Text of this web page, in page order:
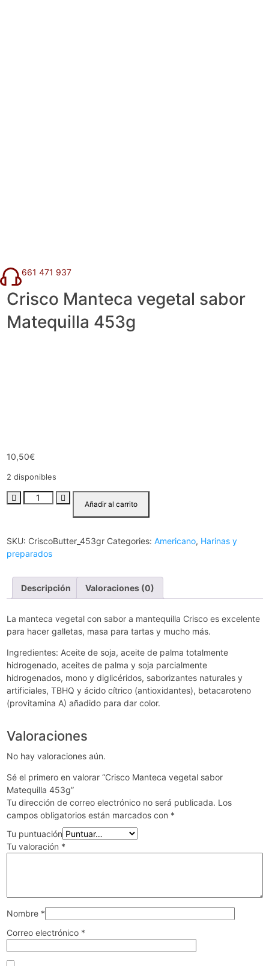
661 471 937
Crisco Manteca vegetal sabor
Matequilla 453g
10,50€
2 disponibles
Añadir al carrito
SKU: CriscoButter_453gr Categories: Americano, Harinas y
preparados
Descripción Valoraciones (0)
La manteca vegetal con sabor a mantequilla Crisco es excelente
para hacer galletas, masa para tartas y mucho más.
Ingredientes: Aceite de soja, aceite de palma totalmente
hidrogenado, aceites de palma y soja parcialmente
hidrogenados, mono y diglicéridos, saborizantes naturales y
artificiales, TBHQ y ácido cítrico (antioxidantes), betacaroteno
(provitamina A) añadido para dar color.
Valoraciones
No hay valoraciones aún.
Sé el primero en valorar “Crisco Manteca vegetal sabor
Matequilla 453g”
Tu dirección de correo electrónico no será publicada. Los
campos obligatorios están marcados con *
Tu puntuación
Tu valoración *
Nombre *
Correo electrónico *